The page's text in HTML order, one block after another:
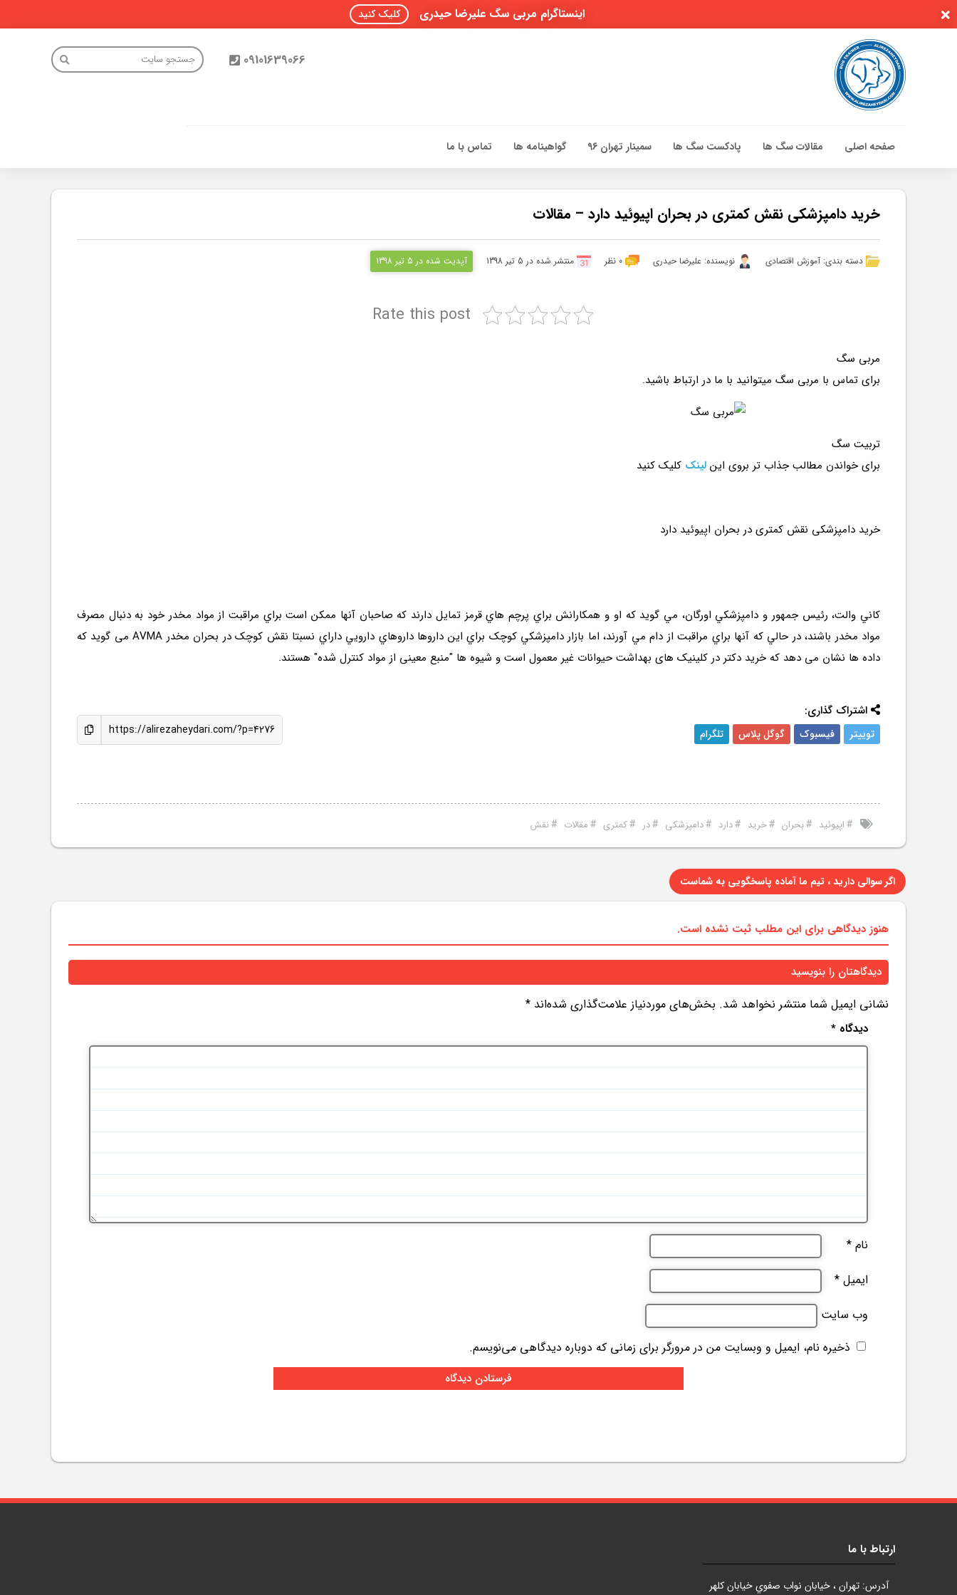
اینستاگرام مربی سگ علیرضا حیدری کلیک کنید
09101639066
صفحه اصلی مقالات سگ ها پادکست سگ ها سمینار تهران 96 گواهینامه ها تماس با ما
مقالات سگ ها
پادکست سگ هاخرید دامپزشکی نقش کمتری در بحران اپيوئيد دارد – مقالات
دسته بندی: آموزش اقتصادی نویسنده: علیرضا حیدری 0 نظر منتشر شده در 5 تیر 1398 آپدیت شده در 5 تیر 1398
Rate this post
مربی سگ
برای تماس با مربی سگ میتوانید با ما در ارتباط باشید.
تربیت سگ
برای خواندن مطالب جذاب تر بروی این لینک کلیک کنید
کاني والت، رئيس جمهور و دامپزشکي اورگان، مي گويد که او و همکارانش براي پرچم هاي قرمز تمايل دارند که صاحبان آنها ممکن است براي مراقبت از مواد مخدر خود به دنبال مصرف
مواد مخدر باشند، در حالي که آنها براي مراقبت از دام مي آورند، اما بازار دامپزشکي کوچک براي اين داروها داروهاي دارويي داراي نسبتا نقش کوچک در بحران مخدر AVMA می گوید که
داده ها نشان می دهد که خرید دکتر در کلینیک های بهداشت حیوانات غیر معمول است و شیوه ها "منبع معینی از مواد کنترل شده" هستند.
اشتراک گذاری:
توییتر فیسبوک گوگل پلاس تلگرام https://alirezaheydari.com/?p=4276
#اپيوئيد #بحران #خرید #دارد #دامپزشکی #در #کمتری #مقالات #نقش
اگر سوالی دارید ، تیم ما آماده پاسخگویی به شماست
هنوز دیدگاهی برای این مطلب ثبت نشده است.
دیدگاهتان را بنویسید
نشانی ایمیل شما منتشر نخواهد شد. بخش‌های موردنیاز علامت‌گذاری شده‌اند *
دیدگاه *
نام *
ایمیل *
وب‌ سایت
ذخیره نام، ایمیل و وبسایت من در مرورگر برای زمانی که دوباره دیدگاهی می‌نویسم.
ارتباط با ما
آدرس: تهران ، خيابان نواب صفوي خيابان کلهر